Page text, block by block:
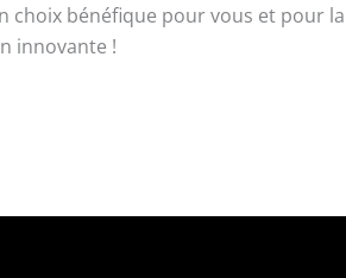
choix bénéfique pour vous et pour la
innovante !